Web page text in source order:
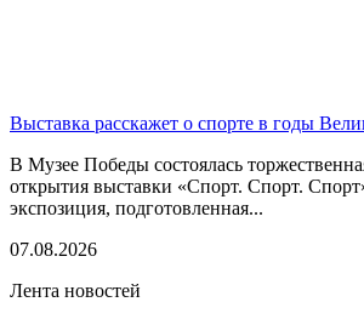
Выставка расскажет о спорте в годы
В Музее Победы состоялась
открытия выставки «Спорт. Спорт.
экспозиция, подготовленная...
07.08.2026
Лента новостей